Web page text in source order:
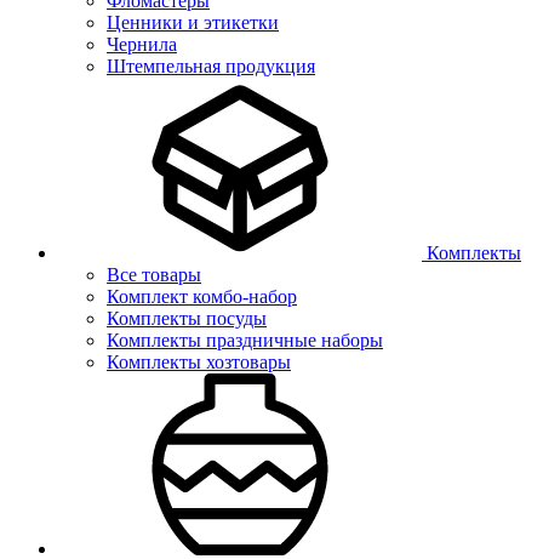
Ценники и этикетки
Чернила
Штемпельная продукция
Комплекты
Все товары
Комплект комбо-набор
Комплекты посуды
Комплекты праздничные наборы
Комплекты хозтовары